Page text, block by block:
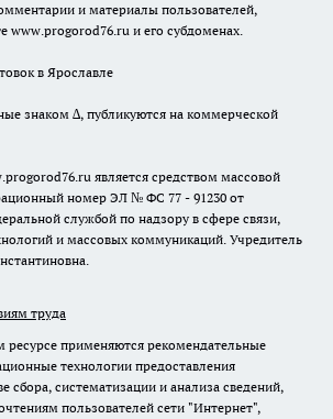
и материалы пользователей,
www.progorod76.ru и его субдоменах.
в Ярославле
знаком ∆, публикуются на коммерческой
является средством массовой
номер ЭЛ № ФС 77 - 91230 от
службой по надзору в сфере связи,
и массовых коммуникаций. Учредитель
труда
применяются рекомендательные
технологии предоставления
сбора, систематизации и анализа сведений,
пользователей сети "Интернет",